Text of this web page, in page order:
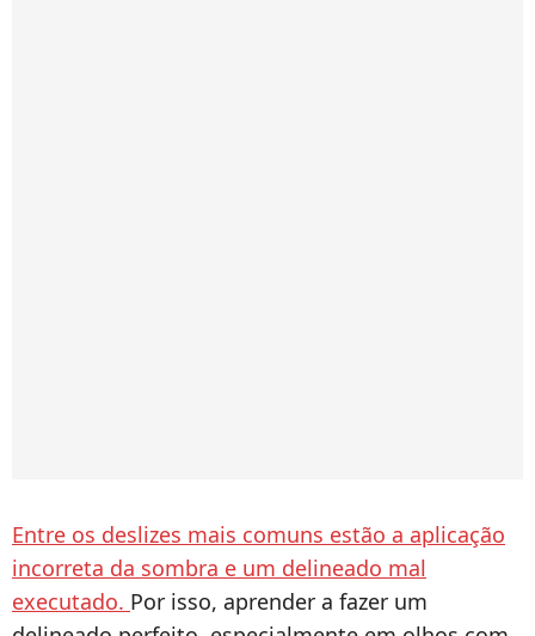
Entre os deslizes mais comuns estão a aplicação
incorreta da sombra e um delineado mal
executado. Por isso, aprender a fazer um